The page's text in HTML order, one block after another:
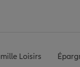
Loisirs